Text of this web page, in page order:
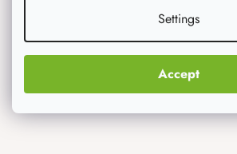
Settings
Accept